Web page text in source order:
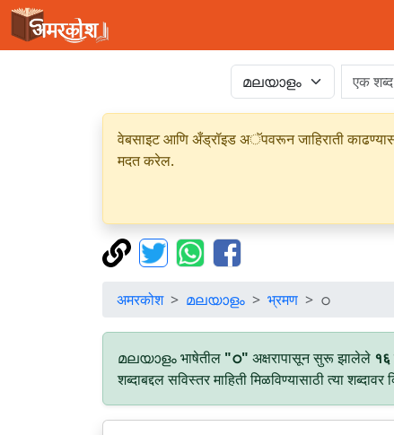
वेबसाइट आणि अँड्रॉइड अॅपवरून जाहिराती
मदत करेल.
अमरकोश മലയാളം भ्रमण ഠ
മലയാളം भाषेतील "ഠ" अक्षरापासून सुरू झालेले १६
शब्दाबद्दल सविस्तर माहिती मिळविण्यासाठी त्या